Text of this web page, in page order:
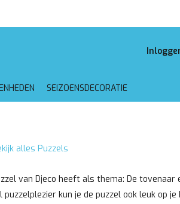
SEIZOENSDECORATIE
alles Puzzels
van Djeco heeft als thema: De tovenaar
puzzelplezier kun je de puzzel ook leuk op